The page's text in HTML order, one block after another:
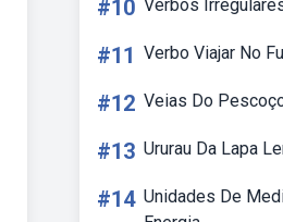
#10 Verbos
#11 Verbo Viajar No
#12 Veias Do
#13 Ururau Da Lapa
#14 Unidades De